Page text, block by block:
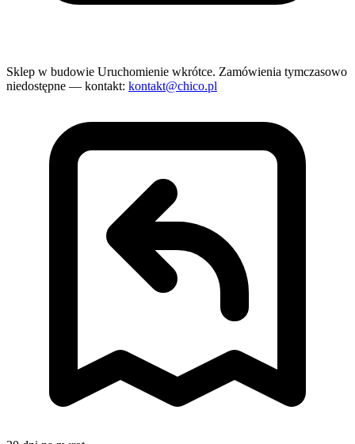
Sklep w budowie Uruchomienie wkrótce. Zamówienia tymczasowo
niedostępne — kontakt: kontakt@chico.pl